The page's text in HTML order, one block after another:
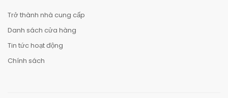
Trở thành nhà cung cấp
Danh sách cửa hàng
Tin tức hoạt động
Chính sách